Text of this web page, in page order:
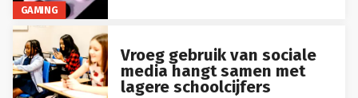
GAMING
Vroeg gebruik van sociale
media hangt samen met
lagere schoolcijfers